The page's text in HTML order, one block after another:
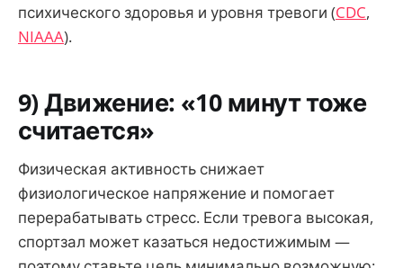
психического здоровья и уровня тревоги (CDC,
NIAAA).
9) Движение: «10 минут тоже
считается»
Физическая активность снижает
физиологическое напряжение и помогает
перерабатывать стресс. Если тревога высокая,
спортзал может казаться недостижимым —